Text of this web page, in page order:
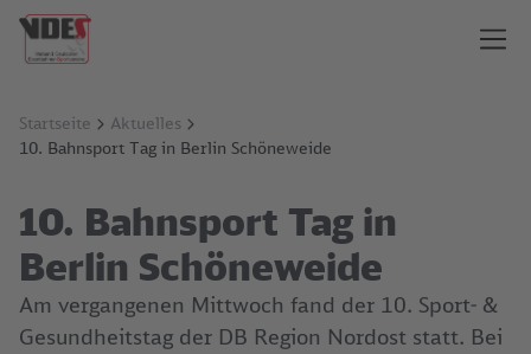
Startseite
Aktuelles
10. Bahnsport Tag in Berlin Schöneweide
10. Bahnsport Tag in
Berlin Schöneweide
Am vergangenen Mittwoch fand der 10. Sport- &
Gesundheitstag der DB Region Nordost statt. Bei